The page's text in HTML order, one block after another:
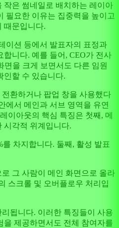
작은 썸네일로 배치하는 레이아
필요한 이유는 집중력을 높이고
때문입니다.
이션 등에서 발표자의 표정과
니다. 예를 들어, CEO가 전사
면을 크게 보면서도 다른 임원
인할 수 있습니다.
환하거나 팝업 창을 사용했다
에서 메인과 서브 영역을 유연
이아웃의 핵심 특징은 첫째, 메
시각적 위계입니다.
차지합니다. 둘째, 활성 발표
그 사람이 메인 화면으로 올라
스크롤 및 오버플로우 처리입
됩니다. 이러한 특징들이 사용
을 제공하면서도 전체 참여자를